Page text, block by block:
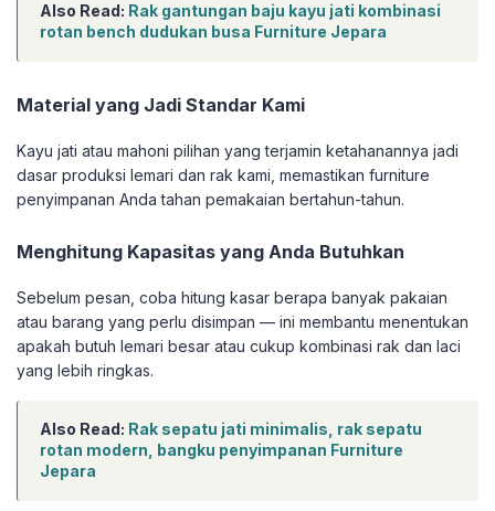
Also Read: Rak gantungan baju kayu jati kombinasi
rotan bench dudukan busa Furniture Jepara
Material yang Jadi Standar Kami
Kayu jati atau mahoni pilihan yang terjamin ketahanannya jadi
dasar produksi lemari dan rak kami, memastikan furniture
penyimpanan Anda tahan pemakaian bertahun-tahun.
Menghitung Kapasitas yang Anda Butuhkan
Sebelum pesan, coba hitung kasar berapa banyak pakaian
atau barang yang perlu disimpan — ini membantu menentukan
apakah butuh lemari besar atau cukup kombinasi rak dan laci
yang lebih ringkas.
Also Read: Rak sepatu jati minimalis, rak sepatu
rotan modern, bangku penyimpanan Furniture
Jepara